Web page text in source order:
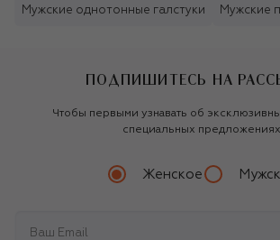
Мужские однотонные галстуки Мужские
ПОДПИШИТЕСЬ НА
Чтобы первыми узнавать об
специальных предложениях
Женское